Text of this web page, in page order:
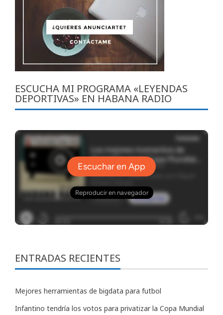
ESCUCHA MI PROGRAMA «LEYENDAS
DEPORTIVAS» EN HABANA RADIO
ENTRADAS RECIENTES
Mejores herramientas de bigdata para futbol
Infantino tendría los votos para privatizar la Copa Mundial